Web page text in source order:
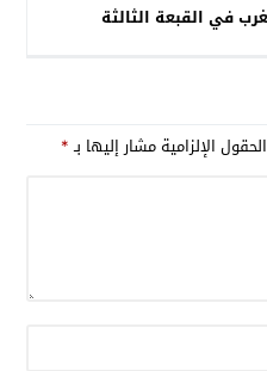
الحقول الإلزامية مشار إليها بـ*